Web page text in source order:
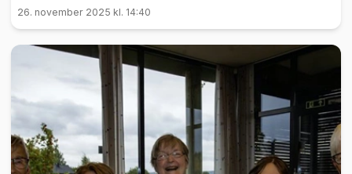
26. november 2025 kl. 14:40